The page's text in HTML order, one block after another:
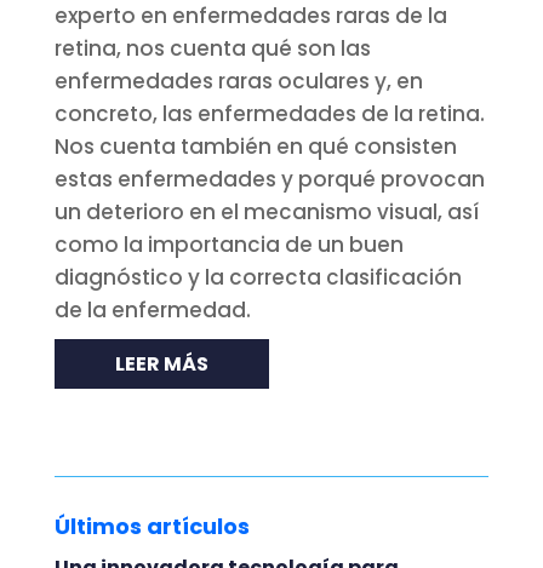
experto en enfermedades raras de la
retina, nos cuenta qué son las
enfermedades raras oculares y, en
concreto, las enfermedades de la retina.
Nos cuenta también en qué consisten
estas enfermedades y porqué provocan
un deterioro en el mecanismo visual, así
como la importancia de un buen
diagnóstico y la correcta clasificación
de la enfermedad.
LEER MÁS
Últimos artículos